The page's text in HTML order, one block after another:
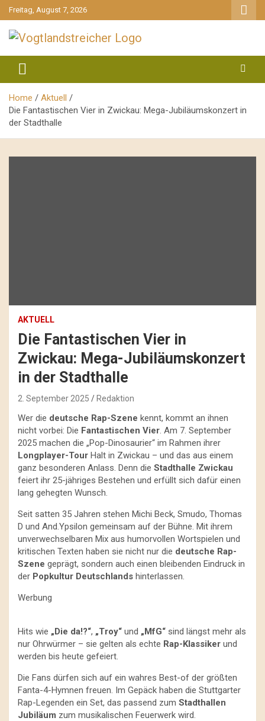
gehe
zum
Inhalt
Freitag, August 7, 2026
Vogtlandstreicher
Home
Aktuell
Die Fantastischen Vier in Zwickau: Mega-Jubiläumskonzert in
der Stadthalle
AKTUELL
Die Fantastischen Vier in
Zwickau: Mega-Jubiläumskonzert
in der Stadthalle
2. September 2025 Redaktion
Wer die deutsche Rap-Szene kennt, kommt an ihnen
nicht vorbei: Die Fantastischen Vier. Am 7. September
2025 machen die „Pop-Dinosaurier“ im Rahmen ihrer
Longplayer-Tour Halt in Zwickau – und das aus einem
ganz besonderen Anlass. Denn die Stadthalle Zwickau
feiert ihr 25-jähriges Bestehen und erfüllt sich dafür einen
lang gehegten Wunsch.
Seit satten 35 Jahren stehen Michi Beck, Smudo, Thomas
D und And.Ypsilon gemeinsam auf der Bühne. Mit ihrem
unverwechselbaren Mix aus humorvollen Wortspielen und
kritischen Texten haben sie nicht nur die deutsche Rap-
Szene geprägt, sondern auch einen bleibenden Eindruck in
der Popkultur Deutschlands hinterlassen.
Werbung
Hits wie „Die da!?“, „Troy“ und „MfG“ sind längst mehr als
nur Ohrwürmer – sie gelten als echte Rap-Klassiker und
werden bis heute gefeiert.
Die Fans dürfen sich auf ein wahres Best-of der größten
Fanta-4-Hymnen freuen. Im Gepäck haben die Stuttgarter
Rap-Legenden ein Set, das passend zum Stadthallen
Jubiläum zum musikalischen Feuerwerk wird.